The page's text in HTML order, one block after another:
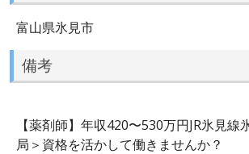
富山県氷見市
備考
【薬剤師】年収420〜530万円JR氷見
局＞資格を活かして働きませんか？